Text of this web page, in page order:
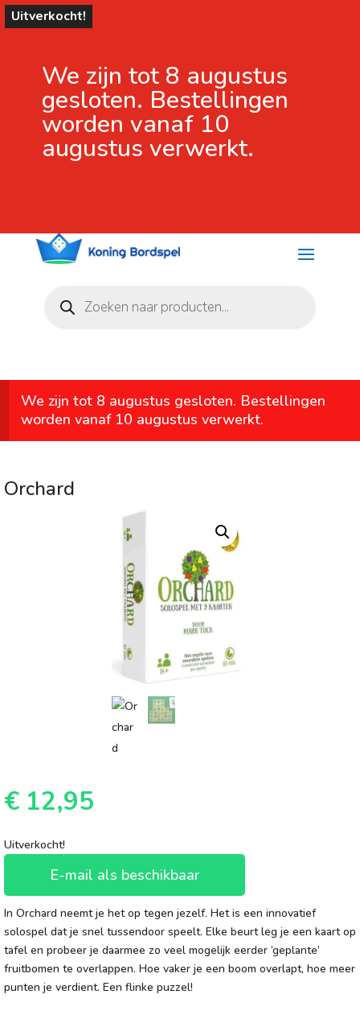
We zijn tot 8 augustus
gesloten. Bestellingen
worden vanaf 10
augustus verwerkt.
zoeken
We zijn tot 8 augustus gesloten. Bestellingen
worden vanaf 10 augustus verwerkt.
Uitverkocht!
Orchard
€ 12,95
Uitverkocht!
E-mail als beschikbaar
In Orchard neemt je het op tegen jezelf. Het is een innovatief
solospel dat je snel tussendoor speelt. Elke beurt leg je een kaart op
tafel en probeer je daarmee zo veel mogelijk eerder ‘geplante’
fruitbomen te overlappen. Hoe vaker je een boom overlapt, hoe meer
punten je verdient. Een flinke puzzel!